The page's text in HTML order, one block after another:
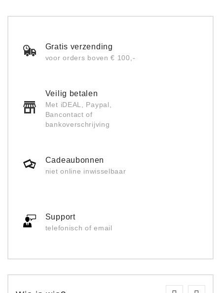
Gratis verzending
voor orders boven € 100,-
Veilig betalen
Met iDEAL, Paypal,
Bancontact of
bankoverschrijving
Cadeaubonnen
niet online inwisselbaar
Support
telefonisch of email